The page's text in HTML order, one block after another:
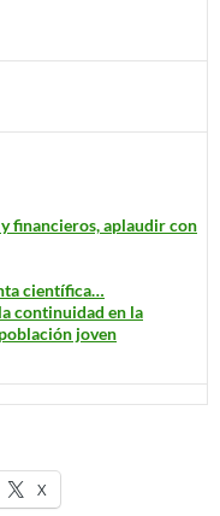
financieros, aplaudir con
científica…
continuidad en la
joven
X